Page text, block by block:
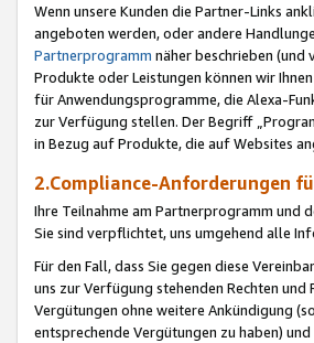
Wenn unsere Kunden die Partner-Links
angeboten werden, oder andere
Partnerprogramm näher beschrieben
Produkte oder Leistungen können wir
für Anwendungsprogramme, die Alexa-
zur Verfügung stellen. Der Begriff
in Bezug auf Produkte, die auf Websites
2.Compliance-Anforderungen
Ihre Teilnahme am Partnerprogramm und
Sie sind verpflichtet, uns umgehend alle
Für den Fall, dass Sie gegen diese
uns zur Verfügung stehenden Rechten
Vergütungen ohne weitere Ankündigung
entsprechende Vergütungen zu haben)